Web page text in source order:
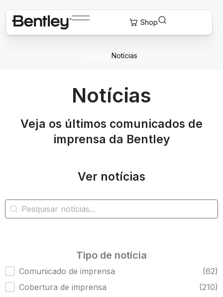
Notícias
Notícias
Veja os últimos comunicados de
imprensa da Bentley
Ver notícias
Pesquisa de notícias
Pesquisar conteúdo
Tipo de notícia
Tipo de notícia
Comunicado de imprensa
(62)
Cobertura de imprensa
(210)